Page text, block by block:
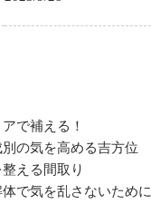
で補える！
別の気を高める吉方位
える間取り
体で気を乱さないために